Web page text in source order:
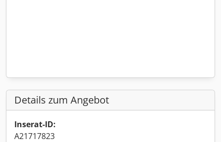
Details zum Angebot
Inserat-ID:
A21717823